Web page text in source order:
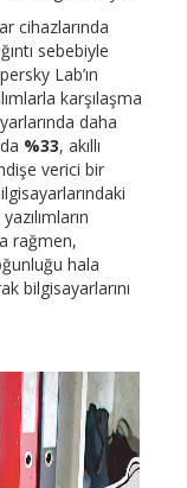
cihazlarında
sebebiyle
Lab’ın
karşılaşma
daha
%33, akıllı
verici bir
rağmen,
hala
bilgisayarlarını